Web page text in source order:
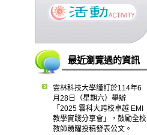
最近瀏覽過的資訊
雲林科技大學謹訂於114年6
月28日（星期六）舉辦
「2025 雲科大跨校卓越 EMI
教學實踐分享會」，鼓勵全校
教師踴躍投稿發表公文。